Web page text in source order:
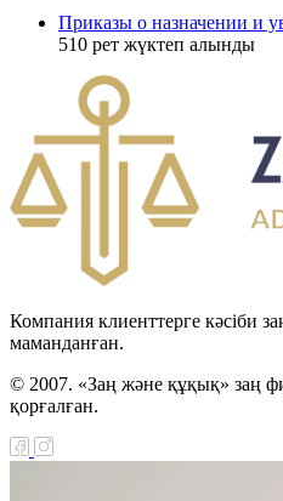
Приказы о назначении и
510 рет жүктеп алынды
Компания клиенттерге кәсіби
маманданған.
© 2007. «Заң және құқық» заң
қорғалған.